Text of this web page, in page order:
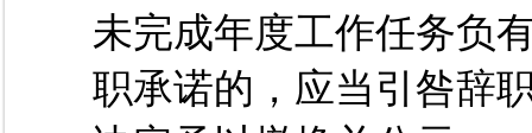
未完成年度工作任务负
职承诺的，应当引咎辞